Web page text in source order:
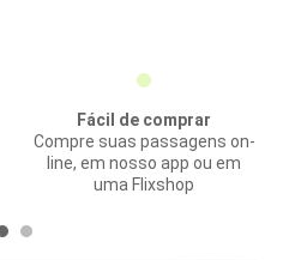
Fácil de comprar
Compre suas passagens on-
line, em nosso app ou em
uma Flixshop